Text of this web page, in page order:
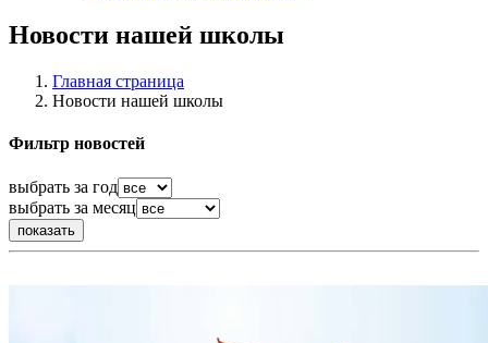
Новости нашей школы
Главная страница
Новости нашей школы
Фильтр новостей
выбрать за год
выбрать за месяц